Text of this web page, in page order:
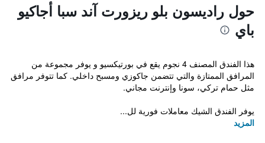
حول راديسون بلو ريزورت آند سبا أجاكيو
باي
هذا الفندق المصنف 4 نجوم يقع في بورتيكسيو و يوفر مجموعة من
المرافق الممتازة والتي تتضمن جاكوزي ومسبح داخلي. كما تتوفر مرافق
مثل حمام تركي، سونا وإنترنت مجاني.
يوفر الفندق الشيك معاملات فورية لل...
المزيد